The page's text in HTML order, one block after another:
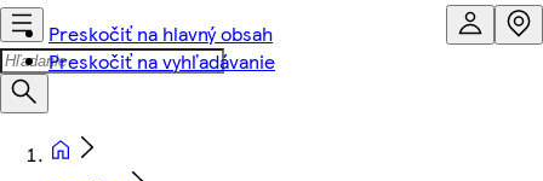
Preskočiť na hlavný obsah
Preskočiť na vyhľadávanie